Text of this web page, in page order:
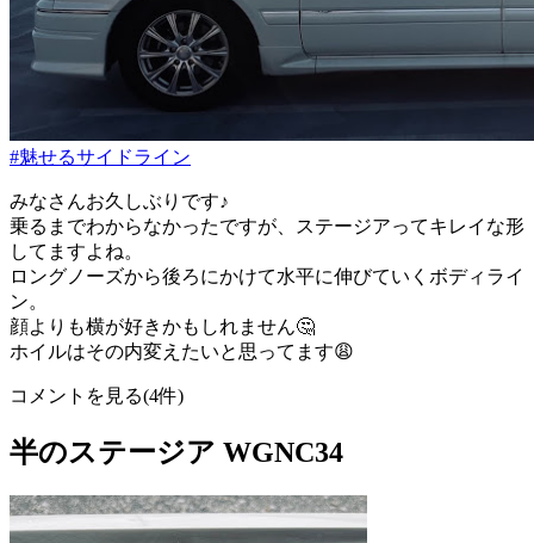
#魅せるサイドライン
みなさんお久しぶりです♪
乗るまでわからなかったですが、ステージアってキレイな形
してますよね。
ロングノーズから後ろにかけて水平に伸びていくボディライ
ン。
顔よりも横が好きかもしれません🤔
ホイルはその内変えたいと思ってます😩
コメントを見る(4件)
半のステージア WGNC34